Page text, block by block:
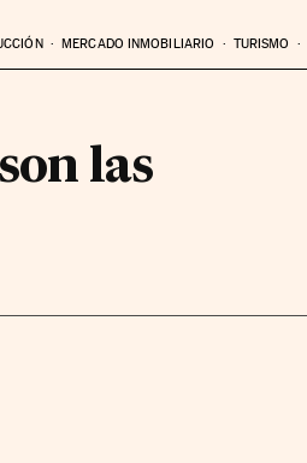
MERCADO INMOBILIARIO TURISMO
las